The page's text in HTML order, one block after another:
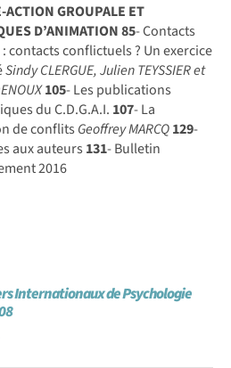
ACTION GROUPALE ET
D’ANIMATION85- Contacts
contacts conflictuels ? Un exercice
Sindy CLERGUE, Julien TEYSSIER et
105- Les publications
du C.D.G.A.I. 107- La
de conflits Geoffrey MARCQ129-
aux auteurs 131- Bulletin
2016
Internationaux de Psychologie